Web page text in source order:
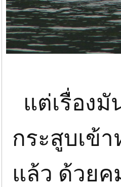
แต่เรื่องมั
กระสูบเข้
แล้ว ด้วยค